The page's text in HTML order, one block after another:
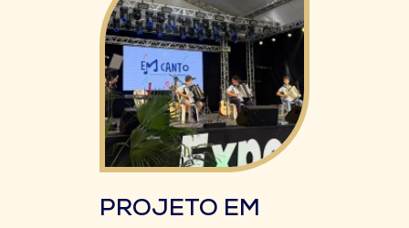
PROJETO EM